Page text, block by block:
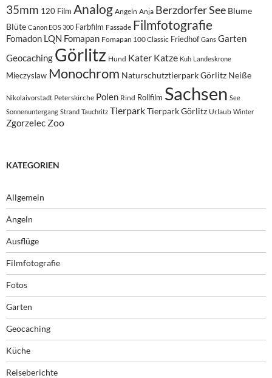
35mm 120 Film Analog Angeln Anja Berzdorfer See Blume
Blüte Canon EOS 300 Farbfilm Fassade Filmfotografie
Fomadon LQN Fomapan Fomapan 100 Classic Friedhof Gans Garten
Geocaching Görlitz Hund Kater Katze Kuh Landeskrone
Mieczyslaw Monochrom Naturschutztierpark Görlitz Neiße
Nikolaivorstadt Peterskirche Polen Rind Rollfilm Sachsen See
Sonnenuntergang Strand Tauchritz TierparkTierpark Görlitz Urlaub Winter
Zgorzelec Zoo
KATEGORIEN
Allgemein
Angeln
Ausflüge
Filmfotografie
Fotos
Garten
Geocaching
Küche
Reiseberichte